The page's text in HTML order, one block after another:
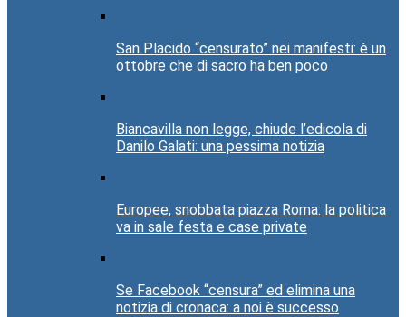
San Placido “censurato” nei manifesti: è un
ottobre che di sacro ha ben poco
Biancavilla non legge, chiude l’edicola di
Danilo Galati: una pessima notizia
Europee, snobbata piazza Roma: la politica
va in sale festa e case private
Se Facebook “censura” ed elimina una
notizia di cronaca: a noi è successo